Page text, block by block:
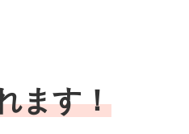
ます！